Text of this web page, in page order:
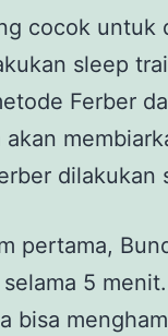
cocok untuk
sleep
Ferber
dilakukan
pertama,
5
bisa